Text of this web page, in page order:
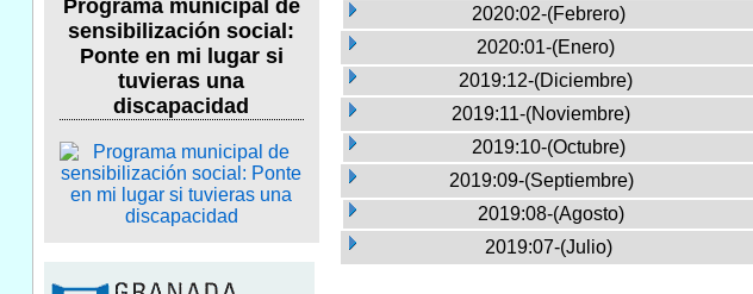
Programa municipal de
sensibilización social:
Ponte en mi lugar si
tuvieras una
discapacidad
2020:02-(Febrero)
2020:01-(Enero)
2019:12-(Diciembre)
2019:11-(Noviembre)
2019:10-(Octubre)
2019:09-(Septiembre)
2019:08-(Agosto)
2019:07-(Julio)